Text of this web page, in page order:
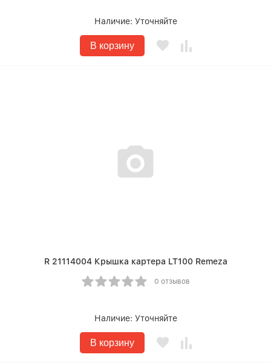
Наличие: Уточняйте
В корзину
R 21114004 Крышка картера LT100 Remeza
0 отзывов
Наличие: Уточняйте
В корзину